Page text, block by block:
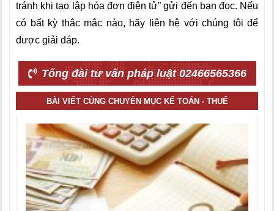
tránh khi tạo lập hóa đơn điện tử” gửi đến bạn đọc. Nếu
có bất kỳ thắc mắc nào, hãy liên hệ với chúng tôi để
được giải đáp.
Tổng đài tư vấn pháp luật 02466565366
BÀI VIẾT CÙNG CHUYÊN MỤC KẾ TOÁN - THUẾ